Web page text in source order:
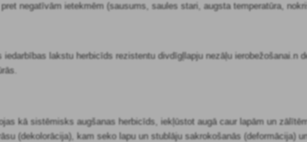
pret negatīvām ietekmēm (sausums, saules stari, augsta temperatūra,
lakstu herbicīds rezistentu divdīgļlapju nezāļu ierobežošanai.n
kā sistēmisks augšanas herbicīds, iekļūstot augā caur lapām un
(dekolorācija), kam seko lapu un stublāju sakrokošanās (deformācija)